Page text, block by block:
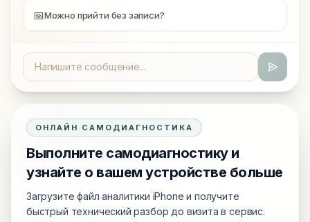
📅Можно прийти без записи?
ОНЛАЙН САМОДИАГНОСТИКА
Выполните самодиагностику и
узнайте о вашем устройстве больше
Загрузите файл аналитики iPhone и получите
быстрый технический разбор до визита в сервис.